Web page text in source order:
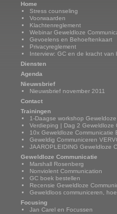
Home
Stress counseling
Voorwaarden
Klachtenreglement
Webinar Geweldloze
Gevoelens en Behoeftenkaart
Privacyreglement
Interview: GC en de kracht van
Diensten
Agenda
Nieuwsbrief
Nieuwsbrief november 2011
Contact
Trainingen
1-Daagse workshop
Verdieping | Dag 2 Geweldloze
10x Geweldloze Communicatie
Geweldig Communiceren
JAAROPLEIDING Geweldloze
Geweldloze Communicatie
Marshall Rosenberg
Nonviolent Communication
GC boek bestellen
Recensie Geweldloze
Geweldloos communiceren,
Focusing
Jan Carel en Focussen